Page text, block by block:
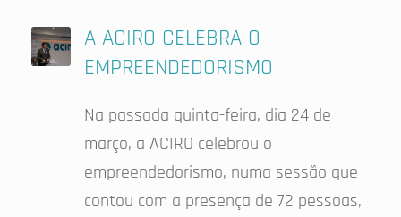
A ACIRO CELEBRA O
EMPREENDEDORISMO
Na passada quinta-feira, dia 24 de
março, a ACIRO celebrou o
empreendedorismo, numa sessão que
contou com a presença de 72 pessoas,